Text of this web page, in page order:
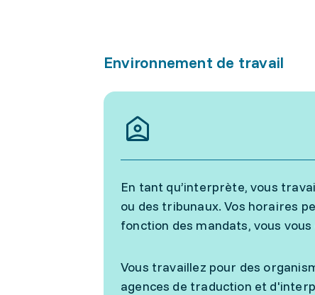
Environnement de travail
En tant qu’interprète, vous
ou des tribunaux. Vos horaires
fonction des mandats, vous
Vous travaillez pour des
agences de traduction et